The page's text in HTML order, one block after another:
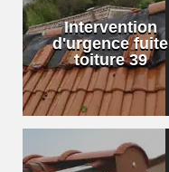
Intervention
d'urgence fuite
toiture 39